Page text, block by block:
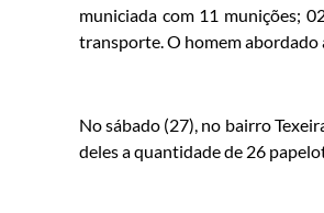
municiada com 11 munições;
transporte. O homem abordado
No sábado (27), no bairro
deles a quantidade de 26